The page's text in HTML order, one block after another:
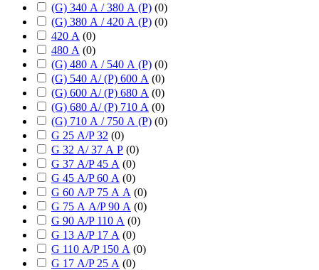
(G) 340 А / 380 А (P) (0)
(G) 380 А / 420 А (P) (0)
420 А (0)
480 А (0)
(G) 480 А / 540 А (P) (0)
(G) 540 А/ (P) 600 А (0)
(G) 600 А/ (P) 680 А (0)
(G) 680 А/ (P) 710 А (0)
(G) 710 А / 750 А (P) (0)
G 25 А/P 32 (0)
G 32 А/ 37 А P (0)
G 37 А/P 45 А (0)
G 45 А/P 60 А (0)
G 60 А/P 75 А А (0)
G 75 А А/P 90 А (0)
G 90 А/P 110 А (0)
G 13 А/P 17 А (0)
G 110 А/P 150 А (0)
G 17 А/P 25 А (0)